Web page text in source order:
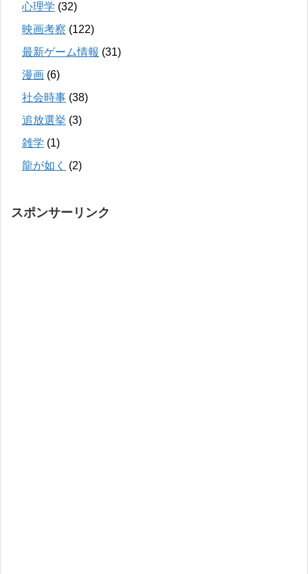
心理学 (32)
映画考察 (122)
最新ゲーム情報 (31)
漫画 (6)
社会時事 (38)
追放選挙 (3)
雑学 (1)
龍が如く
(2)
スポンサーリンク